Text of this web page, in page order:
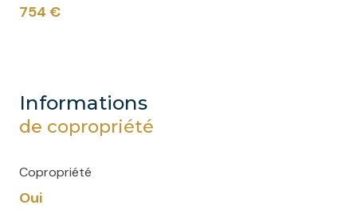
754 €
informations
de copropriété
Copropriété
Oui